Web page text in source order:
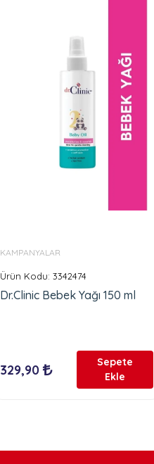
KAMPANYALAR
Ürün Kodu: 3342474
Dr.Clinic Bebek Yağı 150 ml
329,90
Sepete
Ekle